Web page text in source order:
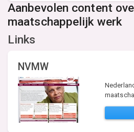
Aanbevolen content
maatschappelijk werk
Links
NVMW